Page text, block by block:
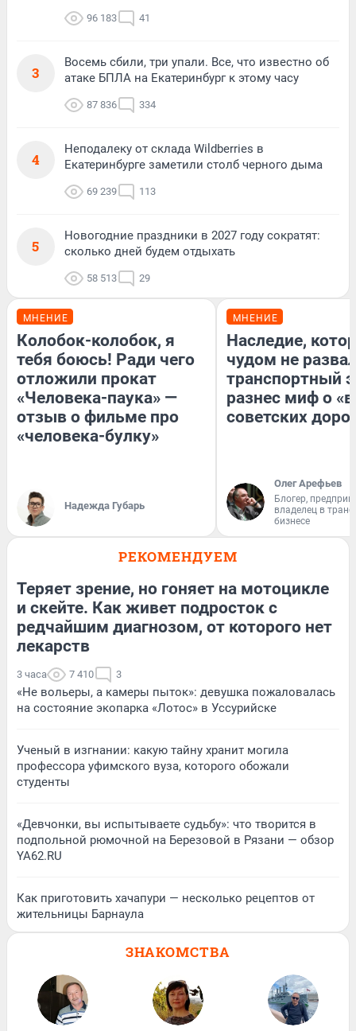
96 183 41
3
Восемь сбили, три упали. Все, что известно об
атаке БПЛА на Екатеринбург к этому часу
87 836 334
4
Неподалеку от склада Wildberries в
Екатеринбурге заметили столб черного дыма
69 239 113
5
Новогодние праздники в 2027 году сократят:
сколько дней будем отдыхать
58 513 29
МНЕНИЕ
Колобок-колобок, я
тебя боюсь! Ради чего
отложили прокат
«Человека-паука» —
отзыв о фильме про
«человека-булку»
Надежда Губарь
МНЕНИЕ
Наследие,
чудом не
транспортный
разнес миф о
советских
Олег Арефьев
Блогер,
владелец в
бизнесе
РЕКОМЕНДУЕМ
Теряет зрение, но гоняет на мотоцикле
и скейте. Как живет подросток с
редчайшим диагнозом, от которого нет
лекарств
3 часа 7 410 3
«Не вольеры, а камеры пыток»: девушка пожаловалась
на состояние экопарка «Лотос» в Уссурийске
Ученый в изгнании: какую тайну хранит могила
профессора уфимского вуза, которого обожали
студенты
«Девчонки, вы испытываете судьбу»: что творится в
подпольной рюмочной на Березовой в Рязани — обзор
YA62.RU
Как приготовить хачапури — несколько рецептов от
жительницы Барнаула
ЗНАКОМСТВА